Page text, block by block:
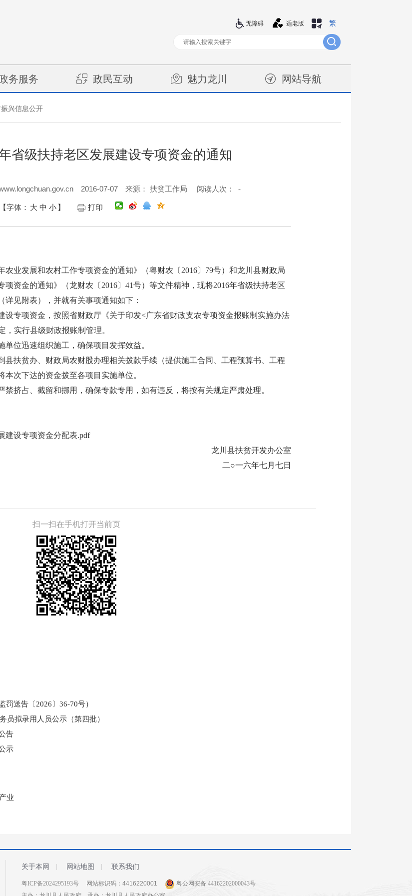
繁
适老版
无障碍
务服务 政民互动 魅力龙川 网站导航
振兴信息公开
省级扶持老区发展建设专项资金的通知
2016-07-07 来源： 扶贫工作局 阅读人次： -
【字体： 大 中 小 】 打印
业发展和农村工作专项资金的通知》（粤财农〔2016〕79号）和龙川县财政局
项资金的通知》（龙财农〔2016〕41号）等文件精神，现将2016年省级扶持老区
见附表），并就有关事项通知如下：
专项资金，按照省财政厅《关于印发<广东省财政支农专项资金报账制实施办法
，实行县级财政报账制管理。
位迅速组织施工，确保项目发挥效益。
扶贫办、财政局农财股办理相关拨款手续（提供施工合同、工程预算书、工程
次下达的资金拨至各项目实施单位。
占、截留和挪用，确保专款专用，如有违反，将按有关规定严肃处理。
建设专项资金分配表.pdf
龙川县扶贫开发办公室
二○一六年七月七日
扫一扫在手机打开当前页
送告〔2026〕36-70号）
员拟录用人员公示（第四批）
告
示
产业
关于本网 网站地图 联系我们
粤ICP备2024295193号 网站标识码：4416220001
粤公网安备 44162202000043号